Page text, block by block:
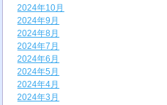
2024年10月
2024年9月
2024年8月
2024年7月
2024年6月
2024年5月
2024年4月
2024年3月